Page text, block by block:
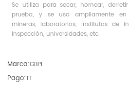
Se utiliza para secar, hornear,
prueba, y se usa ampliamente en
mineras, laboratorios, institutos de
inspección, universidades, etc.
Marca:GBPI
Pago:TT